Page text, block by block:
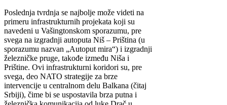
Poslednja tvrdnja se najbolje može videti na
primeru infrastrukturnih projekata koji su
navedeni u Vašingtonskom sporazumu, pre
svega na izgradnji autoputa Niš – Priština (u
sporazumu nazvan „Autoput mira“) i izgradnji
železničke pruge, takođe između Niša i
Prištine. Ovi infrastrukturni koridori su, pre
svega, deo NATO strategije za brze
intervencije u centralnom delu Balkana (čitaj
Srbiji), čime bi se uspostavila brza putna i